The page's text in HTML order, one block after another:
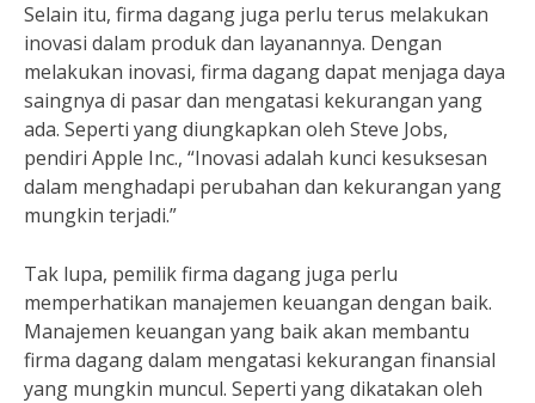
Selain itu, firma dagang juga perlu terus melakukan
inovasi dalam produk dan layanannya. Dengan
melakukan inovasi, firma dagang dapat menjaga daya
saingnya di pasar dan mengatasi kekurangan yang
ada. Seperti yang diungkapkan oleh Steve Jobs,
pendiri Apple Inc., “Inovasi adalah kunci kesuksesan
dalam menghadapi perubahan dan kekurangan yang
mungkin terjadi.”
Tak lupa, pemilik firma dagang juga perlu
memperhatikan manajemen keuangan dengan baik.
Manajemen keuangan yang baik akan membantu
firma dagang dalam mengatasi kekurangan finansial
yang mungkin muncul. Seperti yang dikatakan oleh